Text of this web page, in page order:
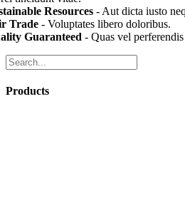
Resources - Aut dicta iusto
Trade - Voluptates libero doloribus.
Guaranteed - Quas vel
Products